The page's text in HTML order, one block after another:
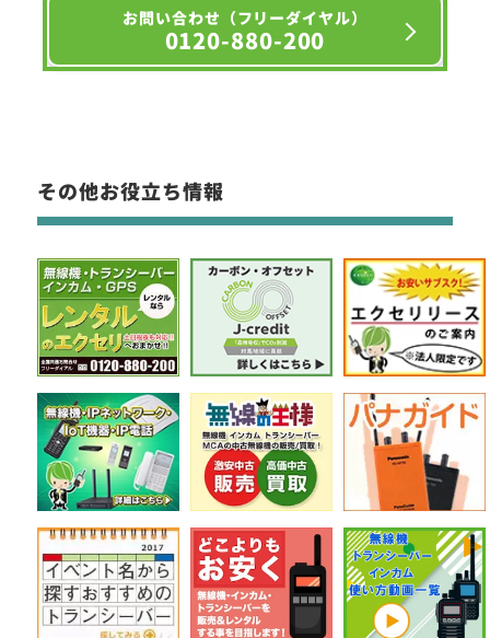
お問い合わせ（フリーダイヤル）
0120-880-200
その他お役立ち情報